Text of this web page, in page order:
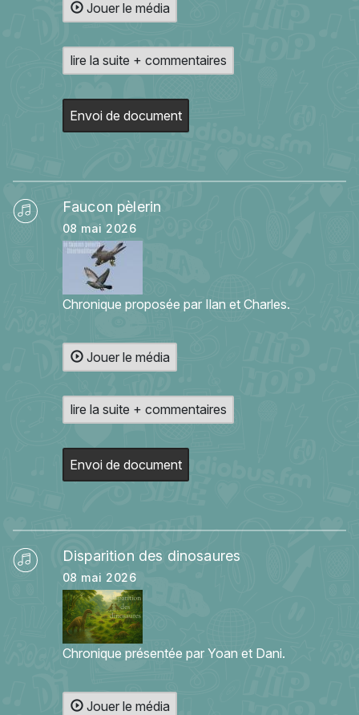
Jouer le média
lire la suite + commentaires
Envoi de document
Faucon pèlerin
08 mai 2026
Chronique proposée par Ilan et Charles.
Jouer le média
lire la suite + commentaires
Envoi de document
Disparition des dinosaures
08 mai 2026
Chronique présentée par Yoan et Dani.
Jouer le média